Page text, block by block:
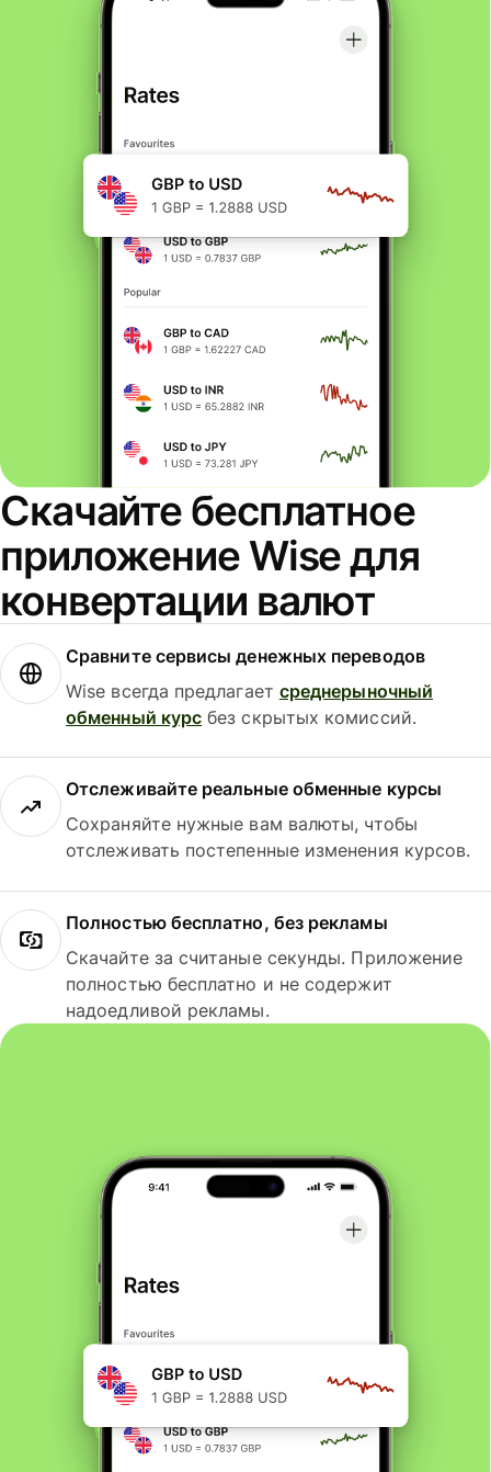
Скачайте бесплатное
приложение Wise для
конвертации валют
Сравните сервисы денежных переводов
Wise всегда предлагает среднерыночный
обменный курс без скрытых комиссий.
Отслеживайте реальные обменные курсы
Сохраняйте нужные вам валюты, чтобы
отслеживать постепенные изменения курсов.
Полностью бесплатно, без рекламы
Скачайте за считаные секунды. Приложение
полностью бесплатно и не содержит
надоедливой рекламы.